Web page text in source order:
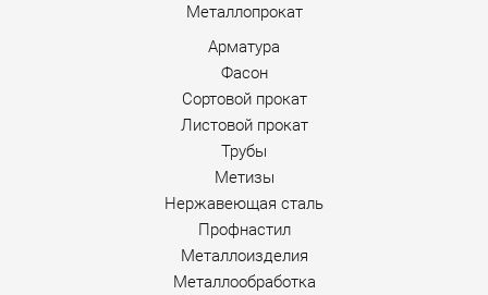
Металлопрокат
Арматура
Фасон
Сортовой прокат
Листовой прокат
Трубы
Метизы
Нержавеющая сталь
Профнастил
Металлоизделия
Металлообработка